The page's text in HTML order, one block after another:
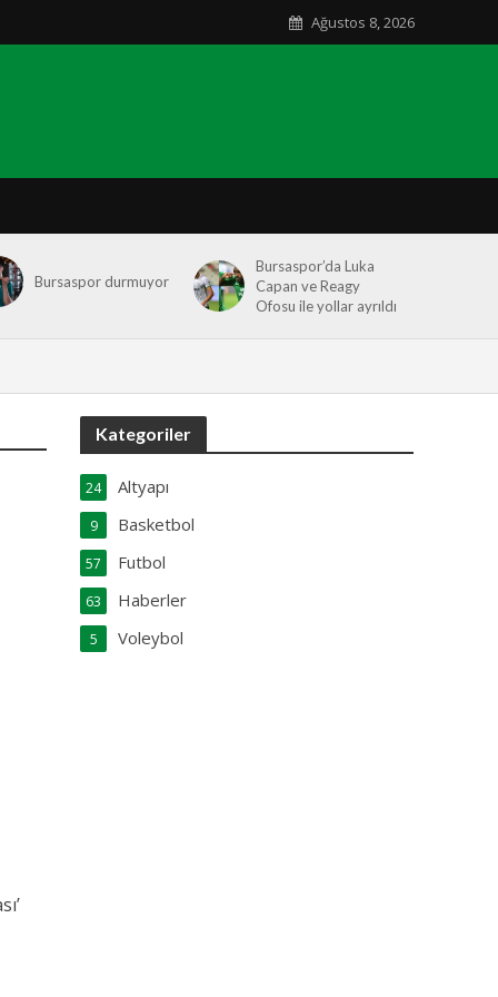
Ağustos 8, 2026
Bursaspor durmuyor
Bursaspor’da Luka
Capan ve Reagy
Ofosu ile yollar ayrıldı
Kategoriler
Altyapı
24
Basketbol
9
Futbol
57
Haberler
63
Voleybol
5